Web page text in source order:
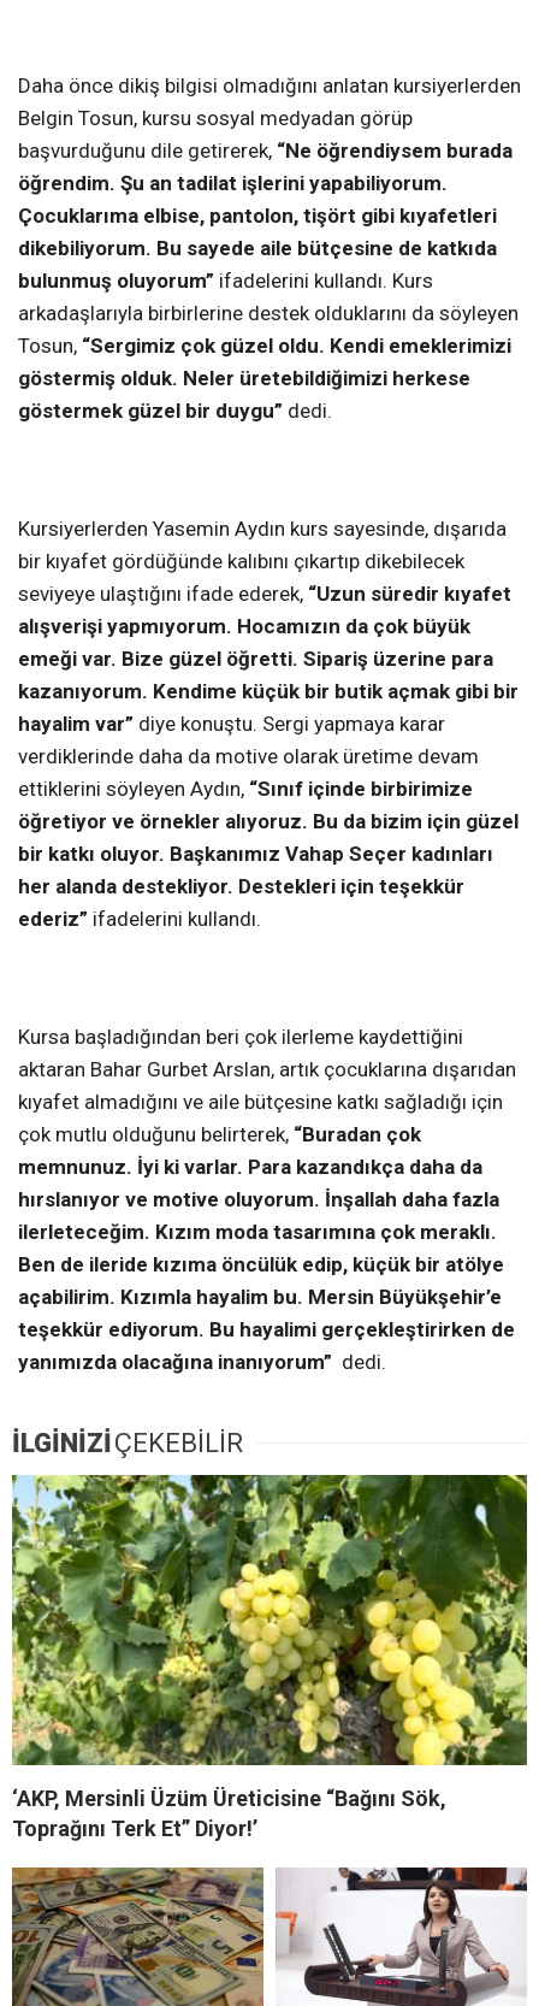
Daha önce dikiş bilgisi olmadığını anlatan kursiyerlerden
Belgin Tosun, kursu sosyal medyadan görüp
başvurduğunu dile getirerek, “Ne öğrendiysem burada
öğrendim. Şu an tadilat işlerini yapabiliyorum.
Çocuklarıma elbise, pantolon, tişört gibi kıyafetleri
dikebiliyorum. Bu sayede aile bütçesine de katkıda
bulunmuş oluyorum” ifadelerini kullandı. Kurs
arkadaşlarıyla birbirlerine destek olduklarını da söyleyen
Tosun, “Sergimiz çok güzel oldu. Kendi emeklerimizi
göstermiş olduk. Neler üretebildiğimizi herkese
göstermek güzel bir duygu” dedi.
Kursiyerlerden Yasemin Aydın kurs sayesinde, dışarıda
bir kıyafet gördüğünde kalıbını çıkartıp dikebilecek
seviyeye ulaştığını ifade ederek, “Uzun süredir kıyafet
alışverişi yapmıyorum. Hocamızın da çok büyük
emeği var. Bize güzel öğretti. Sipariş üzerine para
kazanıyorum. Kendime küçük bir butik açmak gibi bir
hayalim var” diye konuştu. Sergi yapmaya karar
verdiklerinde daha da motive olarak üretime devam
ettiklerini söyleyen Aydın, “Sınıf içinde birbirimize
öğretiyor ve örnekler alıyoruz. Bu da bizim için güzel
bir katkı oluyor. Başkanımız Vahap Seçer kadınları
her alanda destekliyor. Destekleri için teşekkür
ederiz” ifadelerini kullandı.
Kursa başladığından beri çok ilerleme kaydettiğini
aktaran Bahar Gurbet Arslan, artık çocuklarına dışarıdan
kıyafet almadığını ve aile bütçesine katkı sağladığı için
çok mutlu olduğunu belirterek, “Buradan çok
memnunuz. İyi ki varlar. Para kazandıkça daha da
hırslanıyor ve motive oluyorum. İnşallah daha fazla
ilerleteceğim. Kızım moda tasarımına çok meraklı.
Ben de ileride kızıma öncülük edip, küçük bir atölye
açabilirim. Kızımla hayalim bu. Mersin Büyükşehir’e
teşekkür ediyorum. Bu hayalimi gerçekleştirirken de
yanımızda olacağına inanıyorum” dedi.
İLGİNİZİÇEKEBİLİR
‘AKP, Mersinli Üzüm Üreticisine “Bağını Sök,
Toprağını Terk Et” Diyor!’